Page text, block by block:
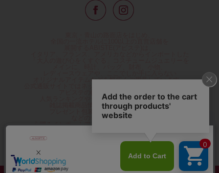
オリジナルアイテムなどを幅広くご用意しています。
アビステの幅広い商品を取り揃え、
人気ランキングやテレビなどメディア着用商品、
雑誌掲載商品情報を紹介するコンテンツ、
プレゼント包装無料や独自のポイント還元
などのサービスをご提供。
心躍るインポートアクセサリーや時計、小物などで、
夢やときめきを与えられるよう願っています。
◆ギフトラッピング無料/11,000円以上のご注文で送料無料◆